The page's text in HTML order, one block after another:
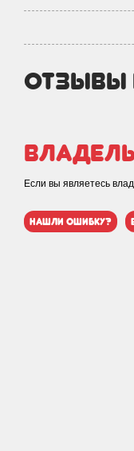
отзывы
Если вы являетесь
нашли ошибку?